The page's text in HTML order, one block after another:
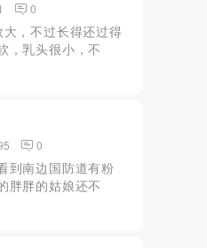
0
，不过长得还过得
，乳头很小，不
齿干，kouhuo可
种姿势很配合，小
0
到南边国防道有粉
胖胖的姑娘还不
就是打炮。总体
境一般，不怎么安